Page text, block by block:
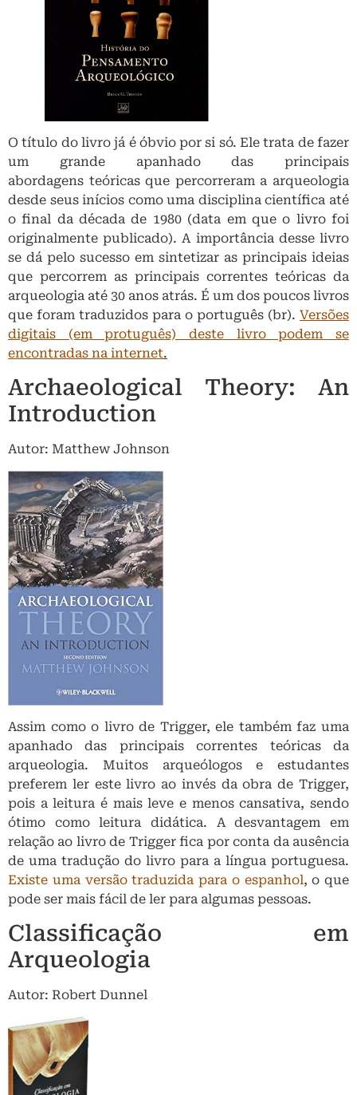
O título do livro já é óbvio por si só. Ele trata de fazer
um grande apanhado das principais
abordagens teóricas que percorreram a arqueologia
desde seus inícios como uma disciplina científica até
o final da década de 1980 (data em que o livro foi
originalmente publicado). A importância desse livro
se dá pelo sucesso em sintetizar as principais ideias
que percorrem as principais correntes teóricas da
arqueologia até 30 anos atrás. É um dos poucos livros
que foram traduzidos para o português (br). Versões
digitais (em protuguês) deste livro podem se
encontradas na internet.
Archaeological Theory: An
Introduction
Autor: Matthew Johnson
Assim como o livro de Trigger, ele também faz uma
apanhado das principais correntes teóricas da
arqueologia. Muitos arqueólogos e estudantes
preferem ler este livro ao invés da obra de Trigger,
pois a leitura é mais leve e menos cansativa, sendo
ótimo como leitura didática. A desvantagem em
relação ao livro de Trigger fica por conta da ausência
de uma tradução do livro para a língua portuguesa.
Existe uma versão traduzida para o espanhol, o que
pode ser mais fácil de ler para algumas pessoas.
Classificação em
Arqueologia
Autor: Robert Dunnel